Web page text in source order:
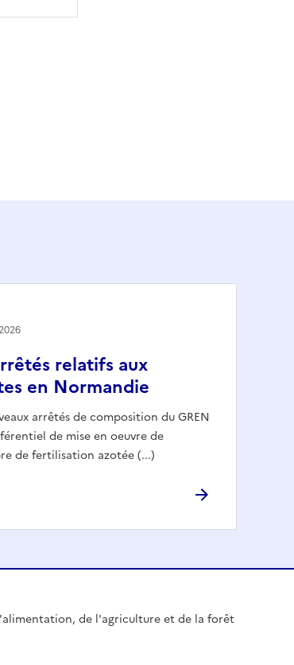
relatifs aux
en Normandie
arrêtés de composition du GREN
de mise en oeuvre de
de fertilisation azotée (...)
de l'agriculture et de la forêt